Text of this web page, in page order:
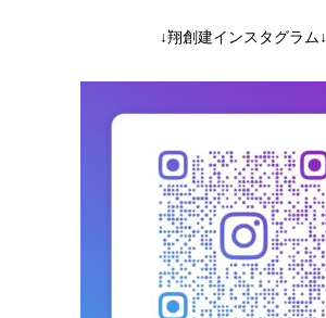
↓翔創建インスタグラム↓